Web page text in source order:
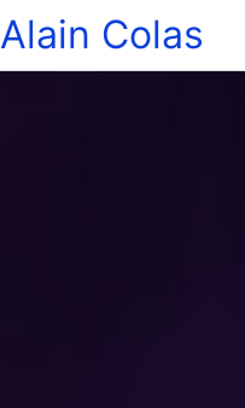
Alain Colas